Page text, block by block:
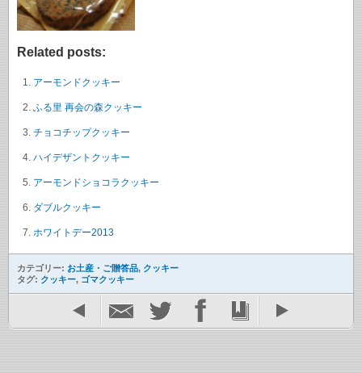
Related posts:
アーモンドクッキー
ふる里 再会の森クッキー
チョコチップクッキー
ハイデザントクッキー
アーモンドショコラクッキー
ダブルクッキー
ホワイトデー2013
カテゴリー: お土産・ご贈答品, クッキー
タグ: クッキー, ゴマクッキー